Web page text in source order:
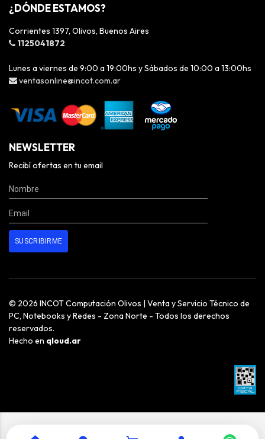
¿DÓNDE ESTAMOS?
Corrientes 1397, Olivos, Buenos Aires
1125041872
Lunes a viernes de 9:00 a 19:00hs y Sábados de 10:00 a 13:00hs
ventasonline@incot.com.ar
NEWSLETTER
Recibí ofertas en tu email
© 2026 INCOT Computación Olivos | Venta y Servicio Técnico de
PC, Notebooks y Redes - Zona Norte - Todos los derechos
reservados.
Hecho en qloud.ar